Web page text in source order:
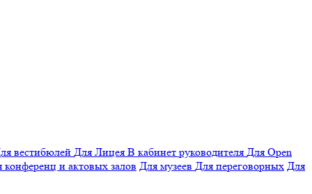
вестибюлей Для Лицея В кабинет руководителя Для Open
конференц и актовых залов Для музеев Для переговорных Для